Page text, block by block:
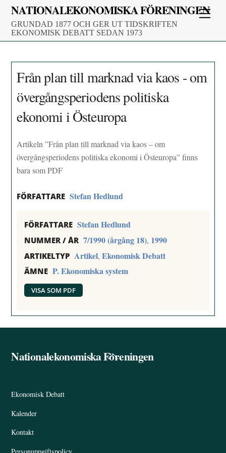
Skip
content
NATIONALEKONOMISKA FÖRENINGEN
GRUNDAD 1877 OCH GER UT TIDSKRIFTEN
EKONOMISK DEBATT SEDAN 1973
Från plan till marknad via kaos - om
övergångsperiodens politiska
ekonomi i Östeuropa
Artikeln ”Från plan till marknad via kaos – om
övergångsperiodens politiska ekonomi i Östeuropa” finns
bara som PDF
FÖRFATTARE Stefan Hedlund
FÖRFATTARE Stefan Hedlund
NUMMER / ÅR 7/1990 (årgång 18), 1990
ARTIKELTYP Artikel,Ekonomisk Debatt
ÄMNE P. Ekonomiska system
VISA SOM PDF
Back
Nationalekonomiska Föreningen
Ekonomisk Debatt
Kalender
Kontakt